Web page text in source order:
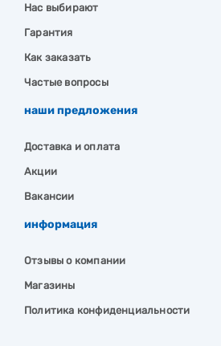
Нас выбирают
Гарантия
Как заказать
Частые вопросы
наши предложения
Доставка и оплата
Акции
Вакансии
информация
Отзывы о компании
Магазины
Политика конфиденциальности